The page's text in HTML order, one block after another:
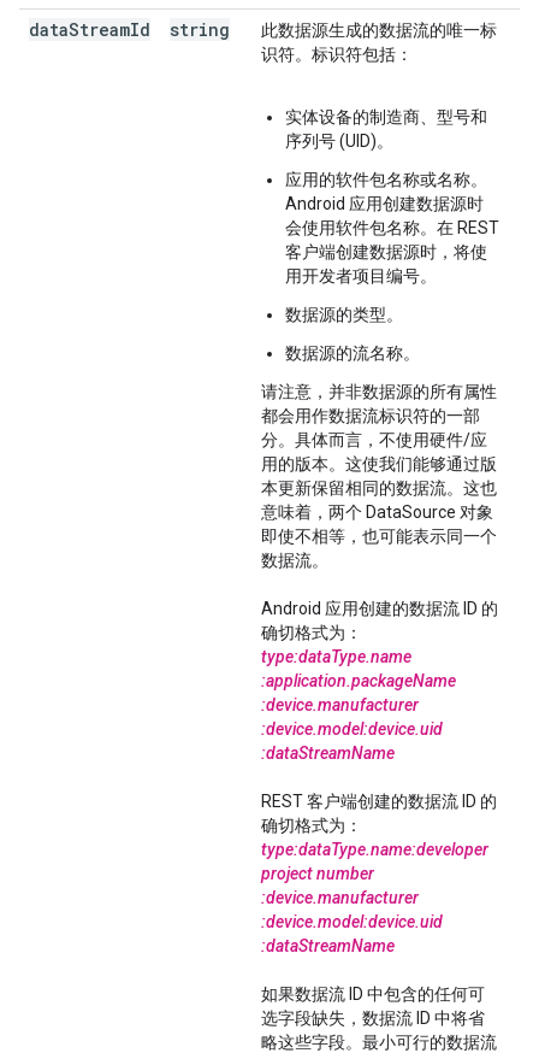
dataStreamId string
此数据源生成的数据流的唯一标
识符。标识符包括：
实体设备的制造商、型号和
序列号 (UID)。
应用的软件包名称或名称。
Android 应用创建数据源时
会使用软件包名称。在 REST
客户端创建数据源时，将使
用开发者项目编号。
数据源的类型。
数据源的流名称。
请注意，并非数据源的所有属性
都会用作数据流标识符的一部
分。具体而言，不使用硬件/应
用的版本。这使我们能够通过版
本更新保留相同的数据流。这也
意味着，两个 DataSource 对象
即使不相等，也可能表示同一个
数据流。
Android 应用创建的数据流 ID 的
确切格式为：
type:dataType.name
:application.packageName
:device.manufacturer
:device.model:device.uid
:dataStreamName
REST 客户端创建的数据流 ID 的
确切格式为：
type:dataType.name:developer
project number
:device.manufacturer
:device.model:device.uid
:dataStreamName
如果数据流 ID 中包含的任何可
选字段缺失，数据流 ID 中将省
略这些字段。最小可行的数据流